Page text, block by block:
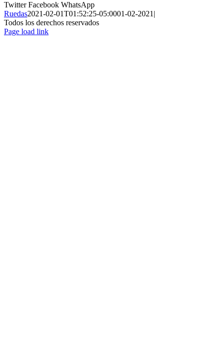
TwitterFacebook WhatsApp
Ruedas2021-02-01T01:52:25-05:0001-02-2021|
Todos los derechos reservados
Page load link